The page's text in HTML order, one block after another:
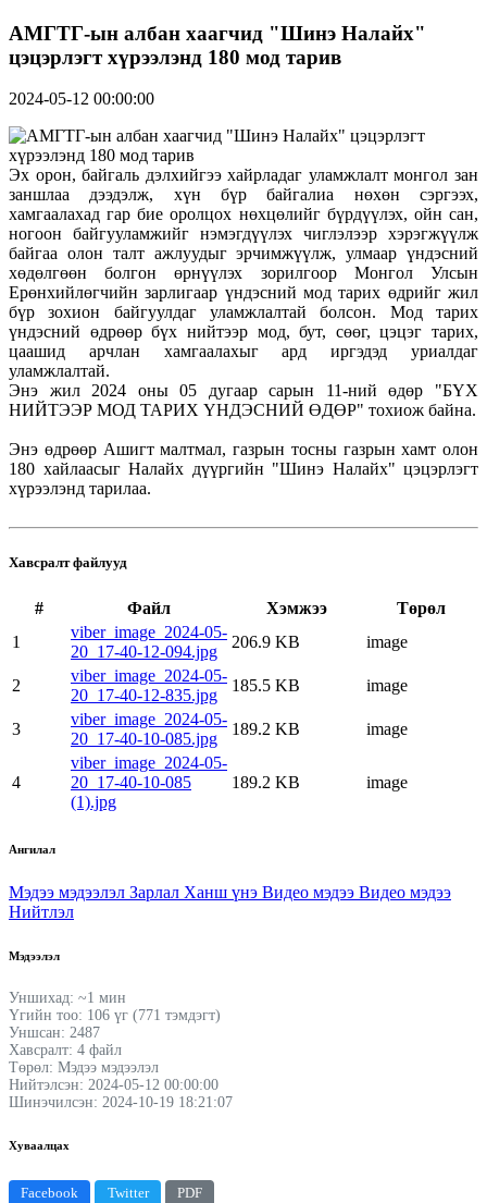
АМГТГ-ын албан хаагчид "Шинэ Налайх"
цэцэрлэгт хүрээлэнд 180 мод тарив
2024-05-12 00:00:00
Эх орон, байгаль дэлхийгээ хайрладаг уламжлалт монгол зан
заншлаа дээдэлж, хүн бүр байгалиа нөхөн сэргээх,
хамгаалахад гар бие оролцох нөхцөлийг бүрдүүлэх, ойн сан,
ногоон байгууламжийг нэмэгдүүлэх чиглэлээр хэрэгжүүлж
байгаа олон талт ажлуудыг эрчимжүүлж, улмаар үндэсний
хөдөлгөөн болгон өрнүүлэх зорилгоор Монгол Улсын
Ерөнхийлөгчийн зарлигаар үндэсний мод тарих өдрийг жил
бүр зохион байгуулдаг уламжлалтай болсон. Мод тарих
үндэсний өдрөөр бүх нийтээр мод, бут, сөөг, цэцэг тарих,
цаашид арчлан хамгаалахыг ард иргэдэд уриалдаг
уламжлалтай.
Энэ жил 2024 оны 05 дугаар сарын 11-ний өдөр "БҮХ
НИЙТЭЭР МОД ТАРИХ ҮНДЭСНИЙ ӨДӨР" тохиож байна.
Энэ өдрөөр Ашигт малтмал, газрын тосны газрын хамт олон
180 хайлаасыг Налайх дүүргийн "Шинэ Налайх" цэцэрлэгт
хүрээлэнд тарилаа.
Хавсралт файлууд
# Файл Хэмжээ
Төрөл
1
viber_image_2024-05-
20_17-40-12-094.jpg
206.9 KB image
2
viber_image_2024-05-
20_17-40-12-835.jpg
185.5 KB image
3
viber_image_2024-05-
20_17-40-10-085.jpg
189.2 KB image
4
viber_image_2024-05-
20_17-40-10-085
(1).jpg
189.2 KB image
Ангилал
Мэдээ мэдээлэл Зарлал Ханш үнэ Видео мэдээ Видео мэдээ
Нийтлэл
Мэдээлэл
Уншихад: ~1 мин
Үгийн тоо: 106 үг (771 тэмдэгт)
Уншсан: 2487
Хавсралт: 4 файл
Төрөл: Мэдээ мэдээлэл
Нийтэлсэн: 2024-05-12 00:00:00
Шинэчилсэн: 2024-10-19 18:21:07
Хуваалцах
Facebook Twitter PDF